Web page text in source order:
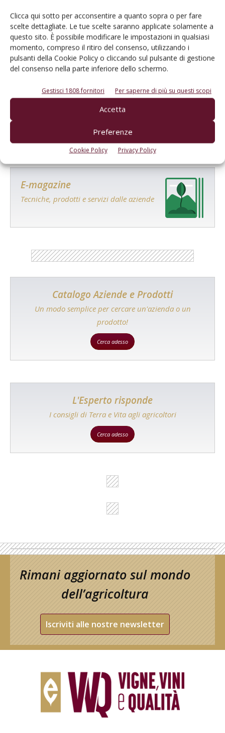
Clicca qui sotto per acconsentire a quanto sopra o per fare
scelte dettagliate. Le tue scelte saranno applicate solamente a
questo sito. È possibile modificare le impostazioni in qualsiasi
momento, compreso il ritiro del consenso, utilizzando i
pulsanti della Cookie Policy o cliccando sul pulsante di gestione
del consenso nella parte inferiore dello schermo.
Gestisci 1808 fornitori Per saperne di più su questi scopi
Accetta
Preferenze
Cookie Policy Privacy Policy
Collio: la vocazione del territorio fa la
9 Settembre 2014
E-magazine
Tecniche, prodotti e servizi dalle aziende
Catalogo Aziende e Prodotti
Un modo semplice per cercare un'azienda o un
prodotto!
Cerca adesso
L'Esperto risponde
I consigli di Terra e Vita agli agricoltori
Cerca adesso
Rimani aggiornato sul mondo
dell’agricoltura
Iscriviti alle nostre newsletter